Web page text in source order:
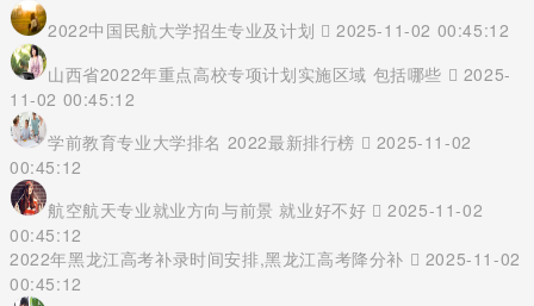
2022中国民航大学招生专业及计划
2025-11-02 00:45:12
山西省2022年重点高校专项计划实施区域 包括哪些
2025-
11-02 00:45:12
学前教育专业大学排名 2022最新排行榜
2025-11-02
00:45:12
航空航天专业就业方向与前景 就业好不好
2025-11-02
00:45:12
2022年黑龙江高考补录时间安排,黑龙江高考降分补
2025-11-02
00:45:12